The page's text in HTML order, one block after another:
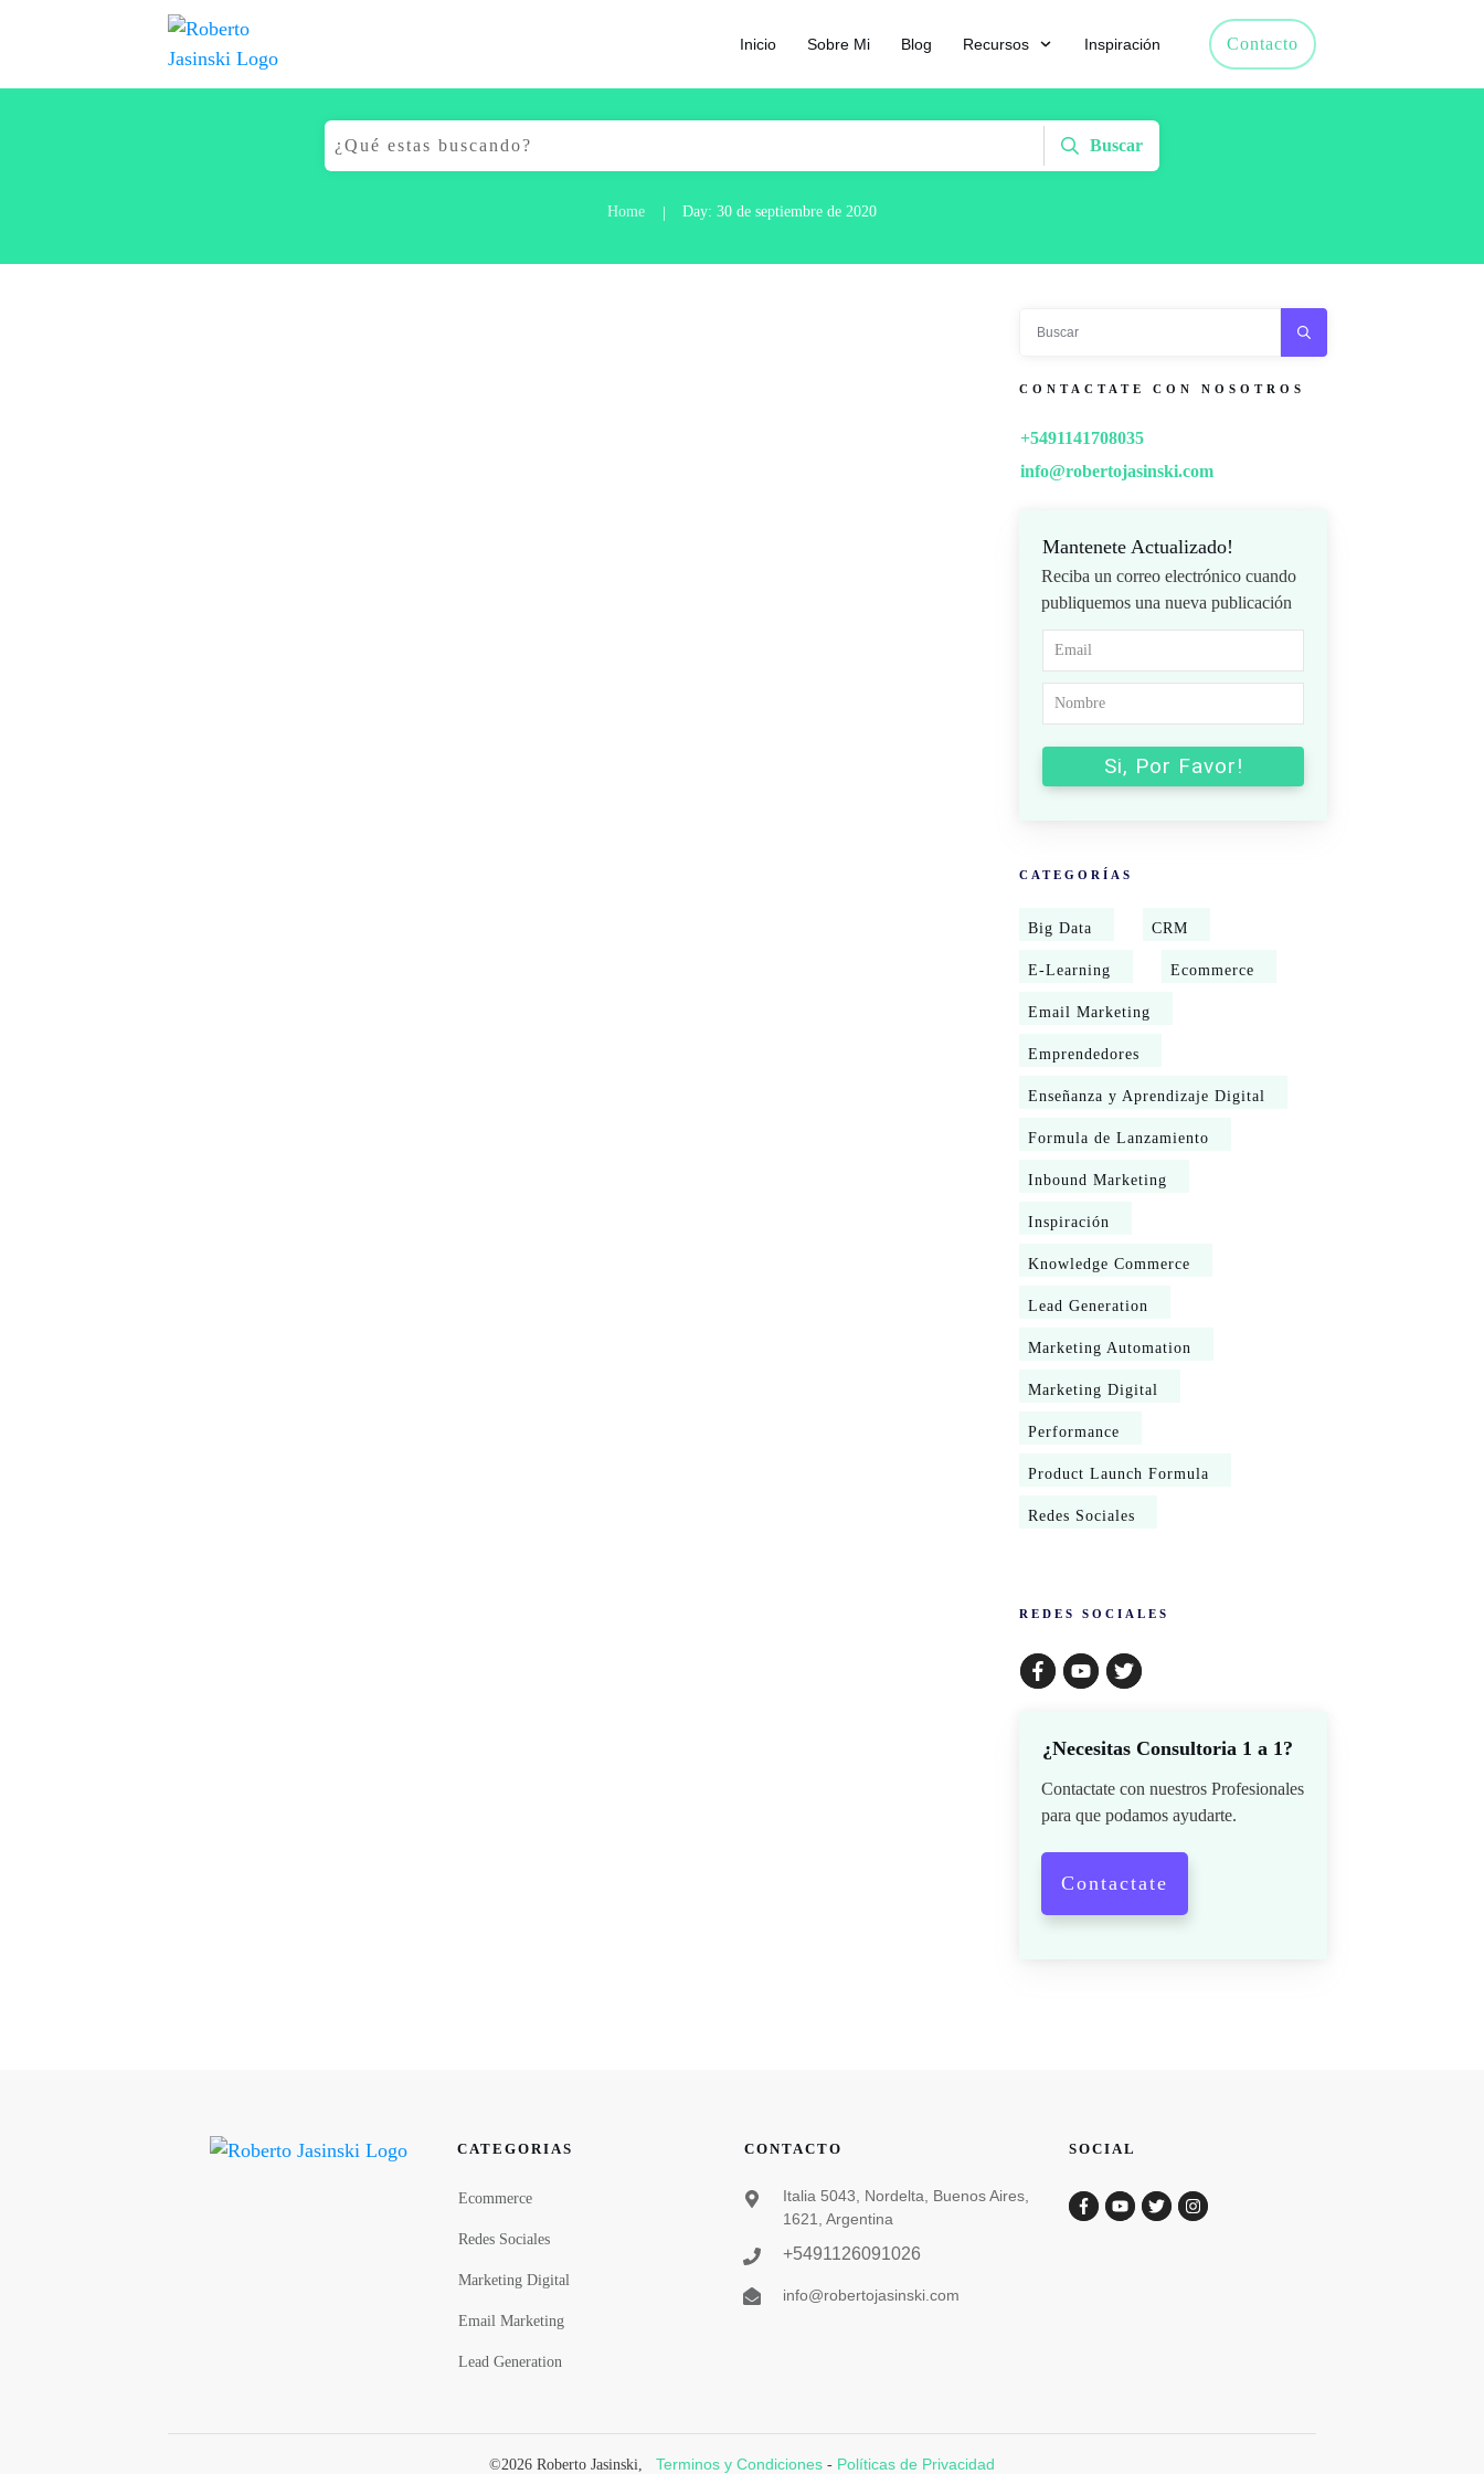
Inicio Sobre Mi Blog Recursos Inspiración Contacto
Buscar
Home | Day: 30 de septiembre de 2020
CONTACTATE CON NOSOTROS
+5491141708035
info@robertojasinski.com
Mantenete Actualizado!
Reciba un correo electrónico cuando
publiquemos una nueva publicación
Si, Por Favor!
CATEGORÍAS
Big Data CRM
E-Learning Ecommerce
Email Marketing
Emprendedores
Enseñanza y Aprendizaje Digital
Formula de Lanzamiento
Inbound Marketing
Inspiración
Knowledge Commerce
Lead Generation
Marketing Automation
Marketing Digital
Performance
Product Launch Formula
Redes Sociales
​REDES SOCIALES
¿Necesitas Consultoria 1 a 1?
Contactate con nuestros Profesionales
para que podamos ayudarte.
Contactate
CATEGORIAS
Ecommerce
Redes Sociales
Marketing Digital
Email Marketing
Lead Generation
CONTACTO
Italia 5043, Nordelta, Buenos Aires,
1621, Argentina
+5491126091026
info@robertojasinski.com
SOCIAL
©2026 Roberto Jasinski, Terminos y Condiciones - Políticas de Privacidad